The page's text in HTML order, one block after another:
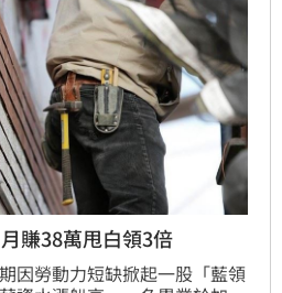
賺38萬甩白領3倍
因勞動力短缺掀起一股「藍領